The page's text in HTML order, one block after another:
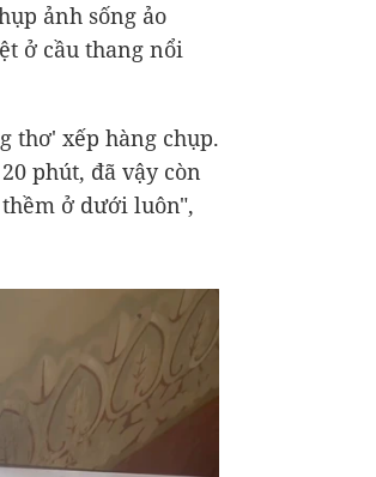
ảnh sống ảo
ở cầu thang nổi
thơ' xếp hàng chụp.
phút, đã vậy còn
ở dưới luôn",